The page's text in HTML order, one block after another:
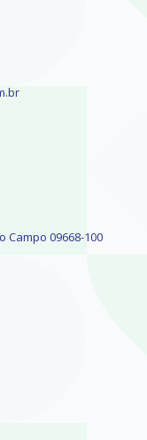
Campo 09668-100